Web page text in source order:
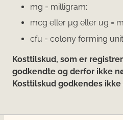
mg = milligram;
mcg eller μg eller ug =
cfu = colony forming
Kosttilskud, som er
godkendte og derfor ikke
Kosttilskud godkendes